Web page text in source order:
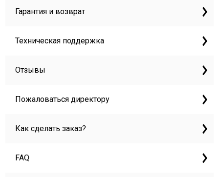
Гарантия и возврат
Техническая поддержка
Отзывы
Пожаловаться директору
Как сделать заказ?
FAQ